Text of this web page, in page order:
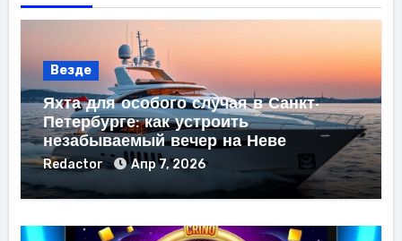
Везде
Яхта для особого случая в Санкт-
Петербурге: как устроить
незабываемый вечер на Неве
Redactor Апр 7, 2026